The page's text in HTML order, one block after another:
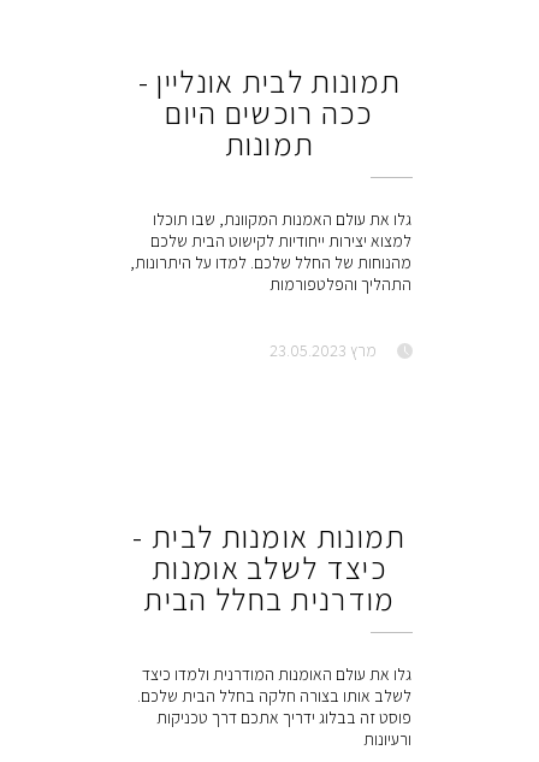
תמונות לבית אונליין -
ככה רוכשים היום
תמונות
גלו את עולם האמנות המקוונת, שבו תוכלו
למצוא יצירות ייחודיות לקישוט הבית שלכם
מהנוחות של החלל שלכם. למדו על היתרונות,
התהליך והפלטפורמות
מרץ 23.05.2023
תמונות אומנות לבית -
כיצד לשלב אומנות
מודרנית בחלל הבית
גלו את עולם האומנות המודרנית ולמדו כיצד
לשלב אותו בצורה חלקה בחלל הבית שלכם.
פוסט זה בבלוג ידריך אתכם דרך טכניקות
ורעיונות